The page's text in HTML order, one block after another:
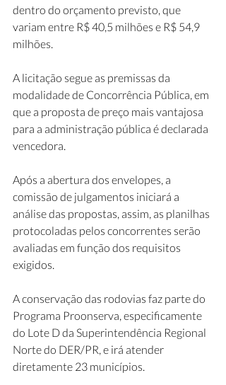
dentro do orçamento previsto, que
variam entre R$ 40,5 milhões e R$ 54,9
milhões.
A licitação segue as premissas da
modalidade de Concorrência Pública, em
que a proposta de preço mais vantajosa
para a administração pública é declarada
vencedora.
Após a abertura dos envelopes, a
comissão de julgamentos iniciará a
análise das propostas, assim, as planilhas
protocoladas pelos concorrentes serão
avaliadas em função dos requisitos
exigidos.
A conservação das rodovias faz parte do
Programa Proonserva, especificamente
do Lote D da Superintendência Regional
Norte do DER/PR, e irá atender
diretamente 23 municípios.